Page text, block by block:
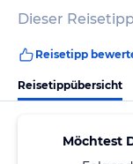
Dieser
Reisetipp
Reisetippübersicht
Möchtest